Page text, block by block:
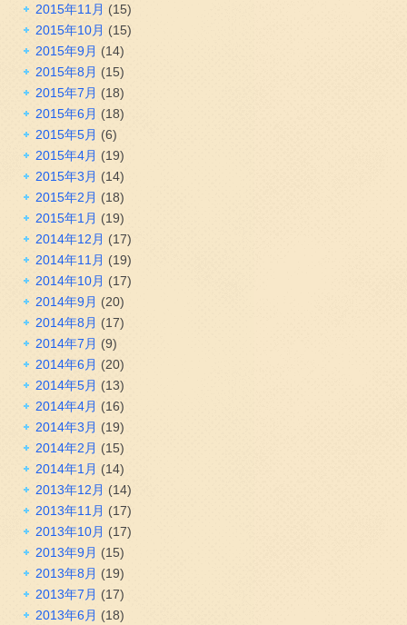
2015年11月 (15)
2015年10月 (15)
2015年9月 (14)
2015年8月 (15)
2015年7月 (18)
2015年6月 (18)
2015年5月 (6)
2015年4月 (19)
2015年3月 (14)
2015年2月 (18)
2015年1月 (19)
2014年12月 (17)
2014年11月 (19)
2014年10月 (17)
2014年9月 (20)
2014年8月 (17)
2014年7月 (9)
2014年6月 (20)
2014年5月 (13)
2014年4月 (16)
2014年3月 (19)
2014年2月 (15)
2014年1月 (14)
2013年12月 (14)
2013年11月 (17)
2013年10月 (17)
2013年9月 (15)
2013年8月 (19)
2013年7月 (17)
2013年6月 (18)